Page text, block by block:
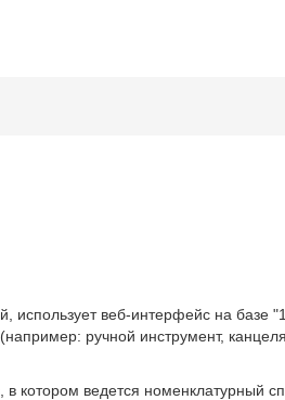
использует веб-интерфейс на базе
ручной инструмент,
котором ведется номенклатурный